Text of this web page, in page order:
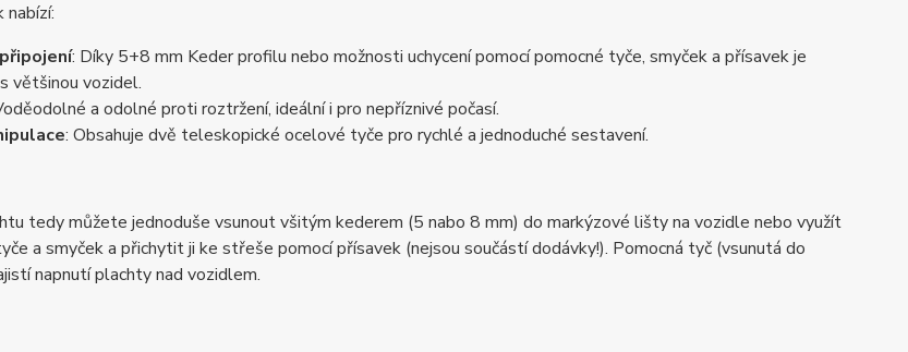
: Díky 5+8 mm Keder profilu nebo možnosti uchycení pomocí pomocné tyče, smyček a přísavek je
většinou vozidel.
a odolné proti roztržení, ideální i pro nepříznivé počasí.
: Obsahuje dvě teleskopické ocelové tyče pro rychlé a jednoduché sestavení.
tedy můžete jednoduše vsunout všitým kederem (5 nabo 8 mm) do markýzové lišty na vozidle nebo využít
a smyček a přichytit ji ke střeše pomocí přísavek (nejsou součástí dodávky!). Pomocná tyč (vsunutá do
napnutí plachty nad vozidlem.